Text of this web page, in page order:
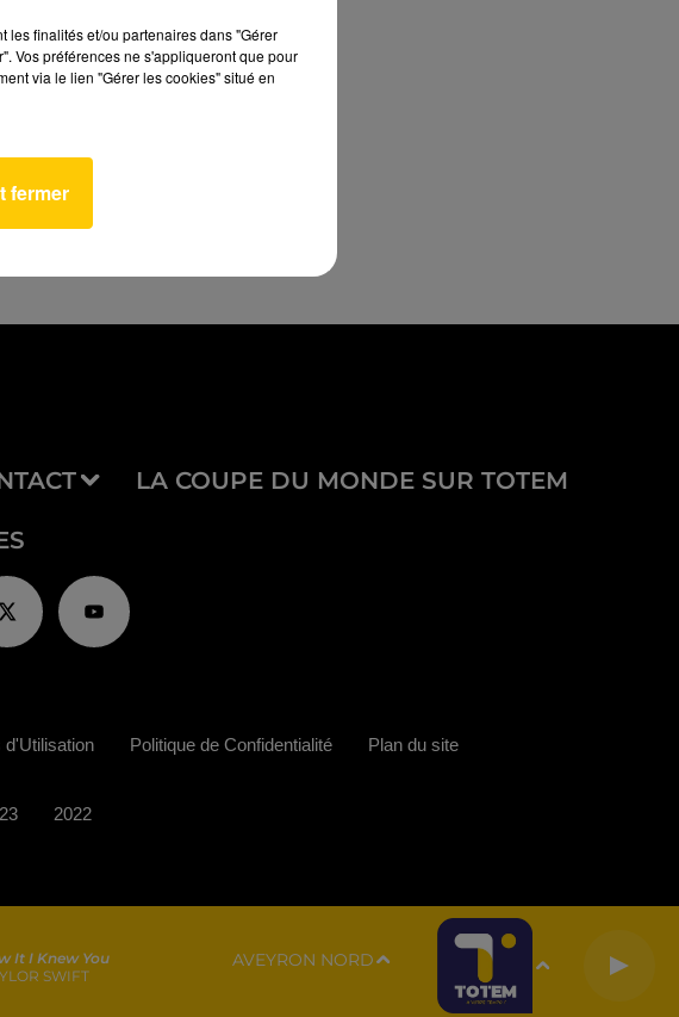
LA COUPE DU MONDE SUR TOTEM
It I Knew You
SWIFT
AVEYRON NORD
d'Utilisation Politique de Confidentialité Plan du site
2022
les finalités et/ou partenaires dans "Gérer
Vos préférences ne s'appliqueront que pour
via le lien "Gérer les cookies" situé en
fermer